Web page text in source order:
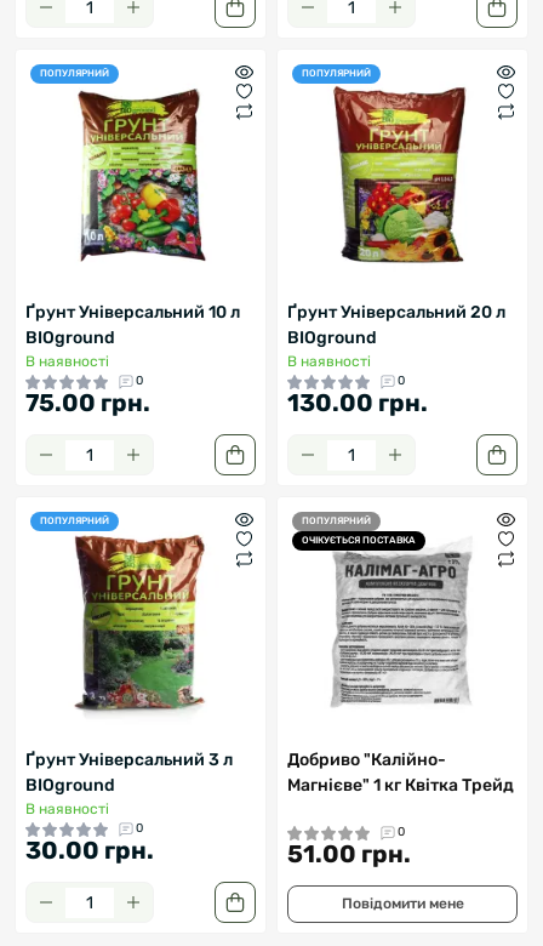
ПОПУЛЯРНИЙ
Ґрунт Універсальний 10 л
BIOground
В наявності
0
75.00 грн.
ПОПУЛЯРНИЙ
Ґрунт Універсальний 20 л
BIOground
В наявності
0
130.00 грн.
ПОПУЛЯРНИЙ
Ґрунт Універсальний 3 л
BIOground
В наявності
0
30.00 грн.
ПОПУЛЯРНИЙ
ОЧІКУЄТЬСЯ ПОСТАВКА
Добриво "Калійно-
Магнієве" 1 кг Квітка Трейд
0
51.00 грн.
Повідомити мене